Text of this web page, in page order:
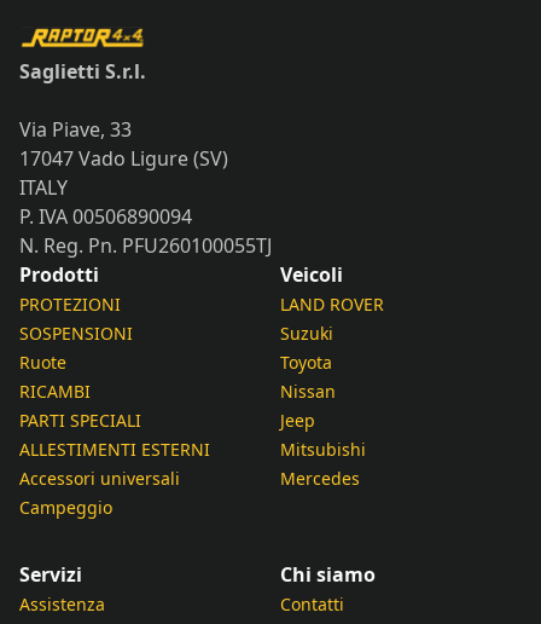
Saglietti S.r.l.
Via Piave, 33
17047 Vado Ligure (SV)
ITALY
P. IVA 00506890094
N. Reg. Pn. PFU260100055TJ
Prodotti
PROTEZIONI
SOSPENSIONI
Ruote
RICAMBI
PARTI SPECIALI
ALLESTIMENTI ESTERNI
Accessori universali
Campeggio
Veicoli
LAND ROVER
Suzuki
Toyota
Nissan
Jeep
Mitsubishi
Mercedes
Servizi
Assistenza
Chi siamo
Contatti